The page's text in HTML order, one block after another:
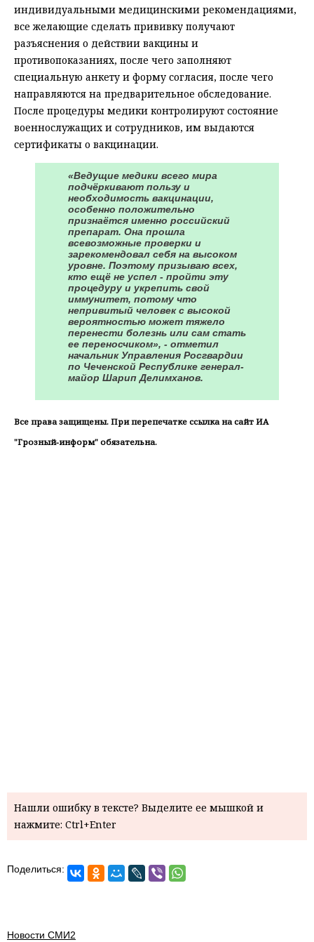
индивидуальными медицинскими рекомендациями,
все желающие сделать прививку получают
разъяснения о действии вакцины и
противопоказаниях, после чего заполняют
специальную анкету и форму согласия, после чего
направляются на предварительное обследование.
После процедуры медики контролируют состояние
военнослужащих и сотрудников, им выдаются
сертификаты о вакцинации.
«Ведущие медики всего мира
подчёркивают пользу и
необходимость вакцинации,
особенно положительно
признаётся именно российский
препарат. Она прошла
всевозможные проверки и
зарекомендовал себя на высоком
уровне. Поэтому призываю всех,
кто ещё не успел - пройти эту
процедуру и укрепить свой
иммунитет, потому что
непривитый человек с высокой
вероятностью может тяжело
перенести болезнь или сам стать
ее переносчиком», - отметил
начальник Управления Росгвардии
по Чеченской Республике генерал-
майор Шарип Делимханов.
Все права защищены. При перепечатке ссылка на сайт ИА
"Грозный-информ" обязательна.
Нашли ошибку в тексте? Выделите ее мышкой и
нажмите: Ctrl+Enter
Поделиться:
Новости СМИ2